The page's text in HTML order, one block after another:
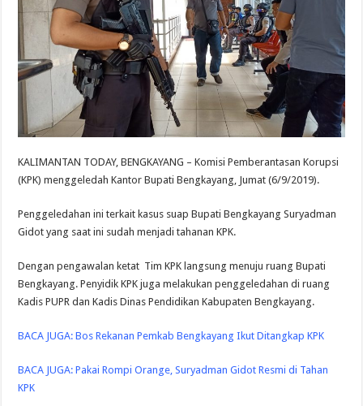
KALIMANTAN TODAY, BENGKAYANG – Komisi Pemberantasan Korupsi
(KPK) menggeledah Kantor Bupati Bengkayang, Jumat (6/9/2019).
Penggeledahan ini terkait kasus suap Bupati Bengkayang Suryadman
Gidot yang saat ini sudah menjadi tahanan KPK.
Dengan pengawalan ketat Tim KPK langsung menuju ruang Bupati
Bengkayang. Penyidik KPK juga melakukan penggeledahan di ruang
Kadis PUPR dan Kadis Dinas Pendidikan Kabupaten Bengkayang.
BACA JUGA:Bos Rekanan Pemkab Bengkayang Ikut Ditangkap KPK
BACA JUGA:Pakai Rompi Orange, Suryadman Gidot Resmi di Tahan
KPK